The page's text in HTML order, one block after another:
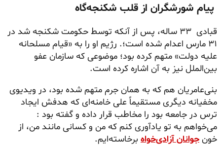
پیام شورشگران از قلب شکنجه‌گاه
قبادی ۳۳ ساله، پس از آنکه توسط حکومت شکنجه شد در
۳۱ مارس اعدام شده است؛. رژیم او را به «قیام مسلحانه
علیه دولت» متهم کرده بود؛ موضوعی که سازمان عفو
بین‌الملل نیز به آن اشاره کرده است.
بنی‌عامریان هم که به همان جرم متهم شده بود، در ویدیوی
مخفیانه دیگری مستقیماً علی خامنه‌ای که هدفش ایجاد
ترس در جامعه بود را مخاطب قرار داده و گفته بود :
می‌خواهم به تو یادآوری کنم که من و کسانی مانند من، از
خون جوانان آزادی‌خواه برخاسته‌ایم.